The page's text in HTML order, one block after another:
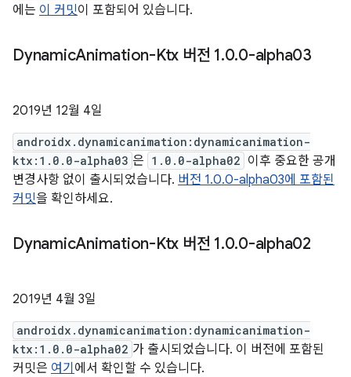
에는 이 커밋이 포함되어 있습니다.
DynamicAnimation-Ktx 버전 1.0.0-alpha03
2019년 12월 4일
androidx.dynamicanimation:dynamicanimation-
ktx:1.0.0-alpha03 은 1.0.0-alpha02 이후 중요한 공개
변경사항 없이 출시되었습니다. 버전 1.0.0-alpha03에 포함된
커밋을 확인하세요.
DynamicAnimation-Ktx 버전 1.0.0-alpha02
2019년 4월 3일
androidx.dynamicanimation:dynamicanimation-
ktx:1.0.0-alpha02 가 출시되었습니다. 이 버전에 포함된
커밋은 여기 에서 확인할 수 있습니다.